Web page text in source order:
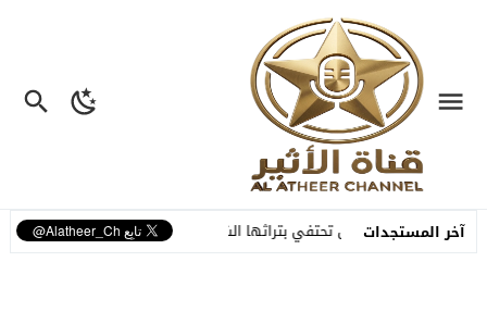
آخر المستجدات
مراكش تحتفي بتراثها الشعبي في افتتاح الدورة الـ55 للمهرجان الوطني للفنون الشعبية